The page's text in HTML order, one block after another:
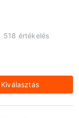
518 értékelés
Kiválasztás